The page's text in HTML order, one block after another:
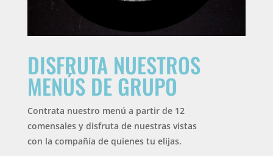
DISFRUTA NUESTROS
MENÚS DE GRUPO
Contrata nuestro menú a partir de 12
comensales y disfruta de nuestras vistas
con la compañía de quienes tu elijas.